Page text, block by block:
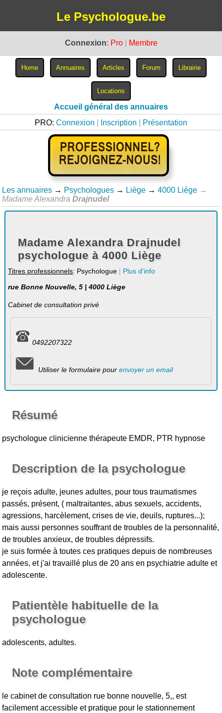
Le Psychologue.be
Connexion: Pro Membre
Accueil général des annuaires
PRO: Connexion Inscription Présentation
Les annuaires → Psychologues → Liège → 4000 Liège →
Madame AlexandraDrajnudel
Madame Alexandra Drajnudel
psychologue à 4000 Liège
Titres professionnels: Psychologue | Plus d'info
rue Bonne Nouvelle, 5 | 4000 Liège
Cabinet de consultation privé
0492207322
Utiliser le formulaire pour envoyer un email
Résumé
psychologue clinicienne thérapeute EMDR, PTR hypnose
Description de la psychologue
je reçois adulte, jeunes adultes, pour tous traumatismes
passés, présent, ( maltraitantes, abus sexuels, accidents,
agressions, harcèlement, crises de vie, deuils, ruptures...);
mais aussi personnes souffrant de troubles de la personnalité,
de troubles anxieux, de troubles dépressifs.
je suis formée à toutes ces pratiques depuis de nombreuses
années, et j'ai travaillé plus de 20 ans en psychiatrie adulte et
adolescente.
Patientèle habituelle de la
psychologue
adolescents, adultes.
Note complémentaire
le cabinet de consultation rue bonne nouvelle, 5,, est
facilement accessible et pratique pour le stationnement